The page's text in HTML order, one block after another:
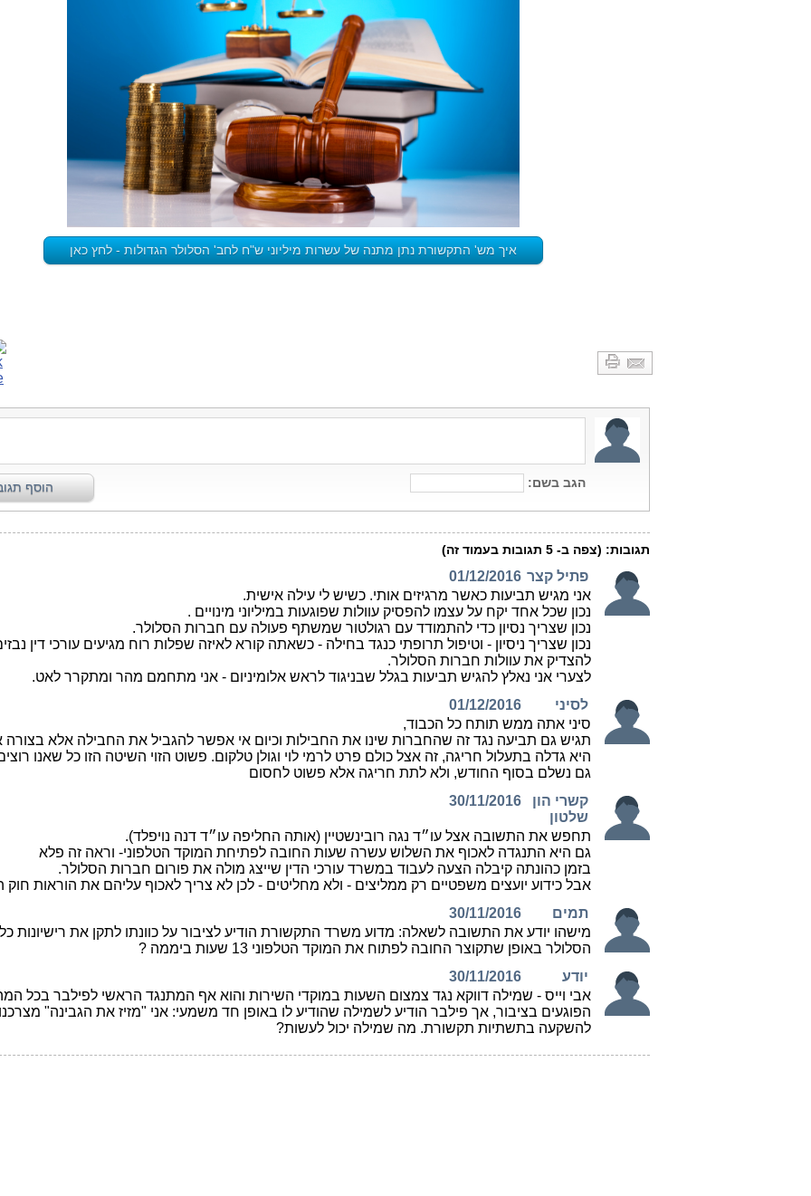
איך מש' התקשורת נתן מתנה של עשרות מיליוני ש"ח לחב' הסלולר הגדולות - לחץ כאן